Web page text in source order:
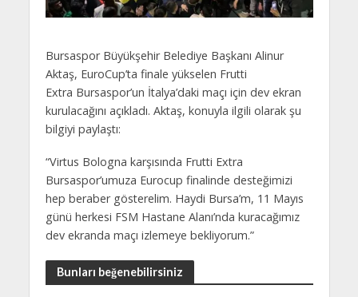
Bursaspor Büyükşehir Belediye Başkanı Alinur
Aktaş, EuroCup’ta finale yükselen Frutti
Extra Bursaspor’un İtalya’daki maçı için dev ekran
kurulacağını açıkladı. Aktaş, konuyla ilgili olarak şu
bilgiyi paylaştı:
“Virtus Bologna karşısında Frutti Extra
Bursaspor’umuza Eurocup finalinde desteğimizi
hep beraber gösterelim. Haydi Bursa’m, 11 Mayıs
günü herkesi FSM Hastane Alanı’nda kuracağımız
dev ekranda maçı izlemeye bekliyorum.”
Bunları beğenebilirsiniz